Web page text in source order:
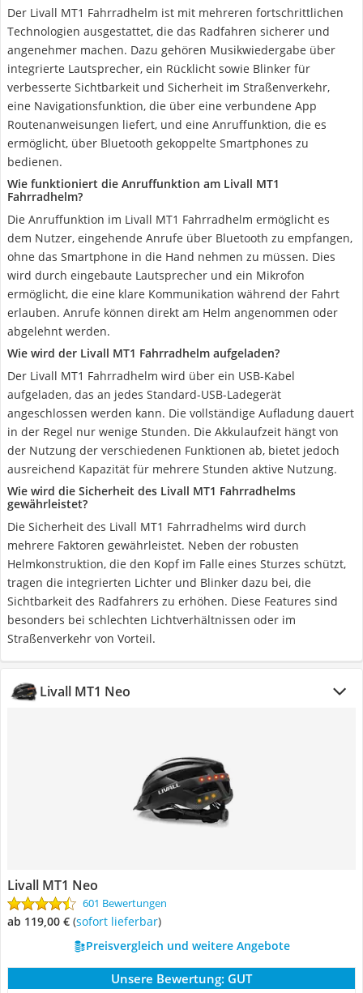
Der Livall MT1 Fahrradhelm ist mit mehreren fortschrittlichen
Technologien ausgestattet, die das Radfahren sicherer und
angenehmer machen. Dazu gehören Musikwiedergabe über
integrierte Lautsprecher, ein Rücklicht sowie Blinker für
verbesserte Sichtbarkeit und Sicherheit im Straßenverkehr,
eine Navigationsfunktion, die über eine verbundene App
Routenanweisungen liefert, und eine Anruffunktion, die es
ermöglicht, über Bluetooth gekoppelte Smartphones zu
bedienen.
Wie funktioniert die Anruffunktion am Livall MT1
Fahrradhelm?
Die Anruffunktion im Livall MT1 Fahrradhelm ermöglicht es
dem Nutzer, eingehende Anrufe über Bluetooth zu empfangen,
ohne das Smartphone in die Hand nehmen zu müssen. Dies
wird durch eingebaute Lautsprecher und ein Mikrofon
ermöglicht, die eine klare Kommunikation während der Fahrt
erlauben. Anrufe können direkt am Helm angenommen oder
abgelehnt werden.
Wie wird der Livall MT1 Fahrradhelm aufgeladen?
Der Livall MT1 Fahrradhelm wird über ein USB-Kabel
aufgeladen, das an jedes Standard-USB-Ladegerät
angeschlossen werden kann. Die vollständige Aufladung dauert
in der Regel nur wenige Stunden. Die Akkulaufzeit hängt von
der Nutzung der verschiedenen Funktionen ab, bietet jedoch
ausreichend Kapazität für mehrere Stunden aktive Nutzung.
Wie wird die Sicherheit des Livall MT1 Fahrradhelms
gewährleistet?
Die Sicherheit des Livall MT1 Fahrradhelms wird durch
mehrere Faktoren gewährleistet. Neben der robusten
Helmkonstruktion, die den Kopf im Falle eines Sturzes schützt,
tragen die integrierten Lichter und Blinker dazu bei, die
Sichtbarkeit des Radfahrers zu erhöhen. Diese Features sind
besonders bei schlechten Lichtverhältnissen oder im
Straßenverkehr von Vorteil.
Livall MT1 Neo
Livall MT1 Neo
601 Bewertungen
ab 119,00 € ( Sofort lieferbar)
Preisvergleich und weitere Angebote
Unsere Bewertung: GUT